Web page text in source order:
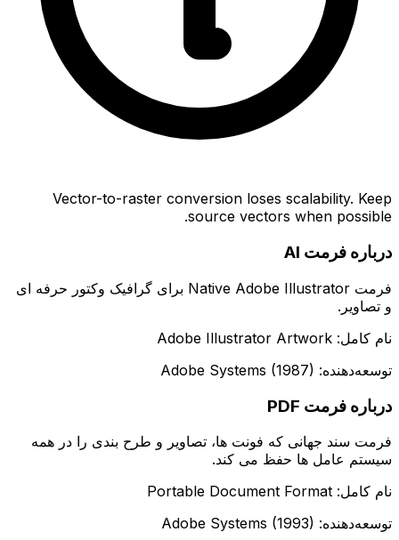
Vector-to-raster conversion loses scalability. Keep
source vectors when possible.
درباره فرمت AI
فرمت Native Adobe Illustrator برای گرافیک وکتور حرفه ای
و تصاویر.
نام کامل: Adobe Illustrator Artwork
توسعه‌دهنده: Adobe Systems (1987)
درباره فرمت PDF
فرمت سند جهانی که فونت ها، تصاویر و طرح بندی را در همه
سیستم عامل ها حفظ می کند.
نام کامل: Portable Document Format
توسعه‌دهنده: Adobe Systems (1993)